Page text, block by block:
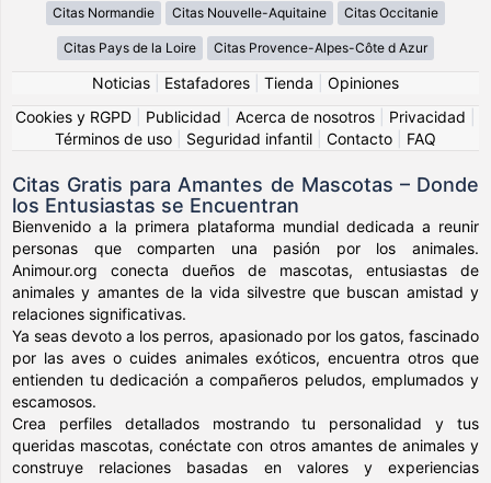
Citas Normandie Citas Nouvelle-Aquitaine Citas Occitanie
Citas Pays de la Loire Citas Provence-Alpes-Côte d Azur
Noticias Estafadores Tienda
Opiniones
Cookies y RGPD
Publicidad Acerca de nosotros Privacidad
Términos de uso
Seguridad infantil Contacto FAQ
Citas Gratis para Amantes de Mascotas – Donde
los Entusiastas se Encuentran
Bienvenido a la primera plataforma mundial dedicada a reunir
personas que comparten una pasión por los animales.
Animour.org conecta dueños de mascotas, entusiastas de
animales y amantes de la vida silvestre que buscan amistad y
relaciones significativas.
Ya seas devoto a los perros, apasionado por los gatos, fascinado
por las aves o cuides animales exóticos, encuentra otros que
entienden tu dedicación a compañeros peludos, emplumados y
escamosos.
Crea perfiles detallados mostrando tu personalidad y tus
queridas mascotas, conéctate con otros amantes de animales y
construye relaciones basadas en valores y experiencias